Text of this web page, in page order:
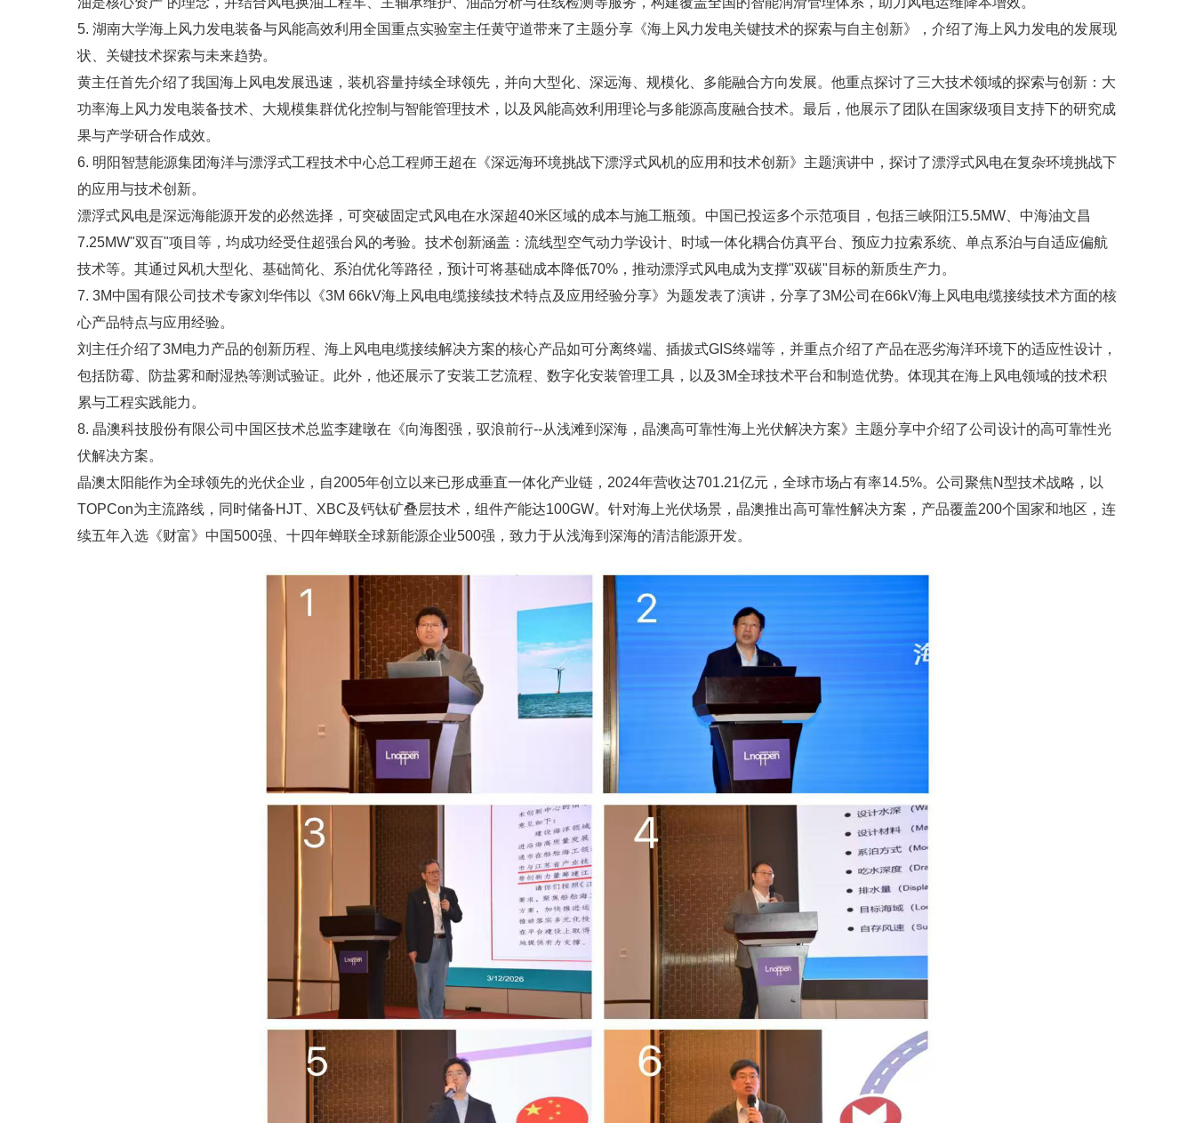
5. 湖南大学海上风力发电装备与风能高效利用全国重点实验室主任黄守道带来了主题分享《海上风力发电关键技术的探索与自主创新》，介绍了海上风力发电的发展现
状、关键技术探索与未来趋势。
黄主任首先介绍了我国海上风电发展迅速，装机容量持续全球领先，并向大型化、深远海、规模化、多能融合方向发展。他重点探讨了三大技术领域的探索与创新：大
功率海上风力发电装备技术、大规模集群优化控制与智能管理技术，以及风能高效利用理论与多能源高度融合技术。最后，他展示了团队在国家级项目支持下的研究成
果与产学研合作成效。
6. 明阳智慧能源集团海洋与漂浮式工程技术中心总工程师王超在《深远海环境挑战下漂浮式风机的应用和技术创新》主题演讲中，探讨了漂浮式风电在复杂环境挑战下
的应用与技术创新。
漂浮式风电是深远海能源开发的必然选择，可突破固定式风电在水深超40米区域的成本与施工瓶颈。中国已投运多个示范项目，包括三峡阳江5.5MW、中海油文昌
7.25MW"双百"项目等，均成功经受住超强台风的考验。技术创新涵盖：流线型空气动力学设计、时域一体化耦合仿真平台、预应力拉索系统、单点系泊与自适应偏航
技术等。其通过风机大型化、基础简化、系泊优化等路径，预计可将基础成本降低70%，推动漂浮式风电成为支撑"双碳"目标的新质生产力。
7. 3M中国有限公司技术专家刘华伟以《3M 66kV海上风电电缆接续技术特点及应用经验分享》为题发表了演讲，分享了3M公司在66kV海上风电电缆接续技术方面的核
心产品特点与应用经验。
刘主任介绍了3M电力产品的创新历程、海上风电电缆接续解决方案的核心产品如可分离终端、插拔式GIS终端等，并重点介绍了产品在恶劣海洋环境下的适应性设计，
包括防霉、防盐雾和耐湿热等测试验证。此外，他还展示了安装工艺流程、数字化安装管理工具，以及3M全球技术平台和制造优势。体现其在海上风电领域的技术积
累与工程实践能力。
8. 晶澳科技股份有限公司中国区技术总监李建暾在《向海图强，驭浪前行--从浅滩到深海，晶澳高可靠性海上光伏解决方案》主题分享中介绍了公司设计的高可靠性光
伏解决方案。
晶澳太阳能作为全球领先的光伏企业，自2005年创立以来已形成垂直一体化产业链，2024年营收达701.21亿元，全球市场占有率14.5%。公司聚焦N型技术战略，以
TOPCon为主流路线，同时储备HJT、XBC及钙钛矿叠层技术，组件产能达100GW。针对海上光伏场景，晶澳推出高可靠性解决方案，产品覆盖200个国家和地区，连
续五年入选《财富》中国500强、十四年蝉联全球新能源企业500强，致力于从浅海到深海的清洁能源开发。